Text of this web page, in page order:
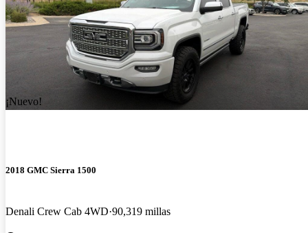
¡Nuevo!
2018 GMC Sierra 1500
Denali Crew Cab 4WD 90,319 millas